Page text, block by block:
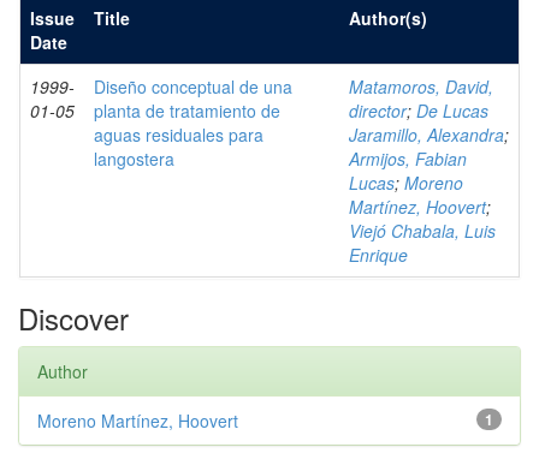
Issue
Date
Title Author(s)
1999-
01-05
Diseño conceptual de una
planta de tratamiento de
aguas residuales para
langostera
Matamoros, David,
director; De Lucas
Jaramillo, Alexandra;
Armijos, Fabian
Lucas; Moreno
Martínez, Hoovert;
Viejó Chabala, Luis
Enrique
Discover
Author
1
Moreno Martínez, Hoovert